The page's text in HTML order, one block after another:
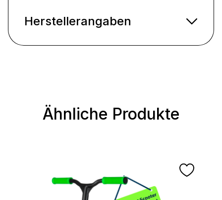
Herstellerangaben
Produktgalerie überspringen
Ähnliche Produkte